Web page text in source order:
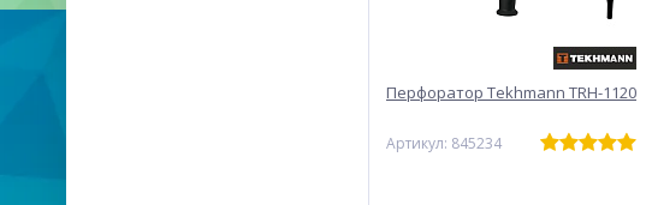
Перфоратор Tekhmann TRH-1120
Артикул: 845234